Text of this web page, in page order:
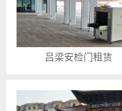
吕梁安检门租赁